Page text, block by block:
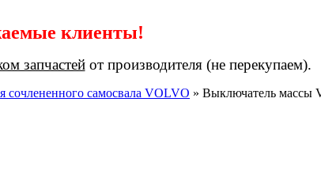
клиенты!
запчастейот производителя (не перекупаем).
сочлененного самосвала VOLVO » Выключатель массы